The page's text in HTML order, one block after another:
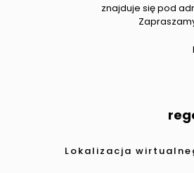
znajduje się pod
Lokalizacja